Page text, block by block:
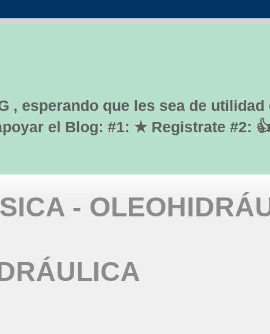
, esperando que les sea de utilidad
el Blog: #1: ★ Registrate #2:
-